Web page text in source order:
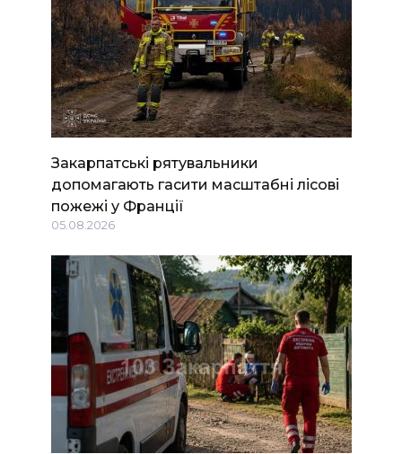
Закарпатські рятувальники
допомагають гасити масштабні лісові
пожежі у Франції
05.08.2026